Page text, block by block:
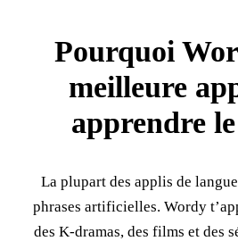
Pourquoi
meilleure
apprendre
La plupart des applis de
phrases artificielles. Wordy
des K-dramas, des films et des